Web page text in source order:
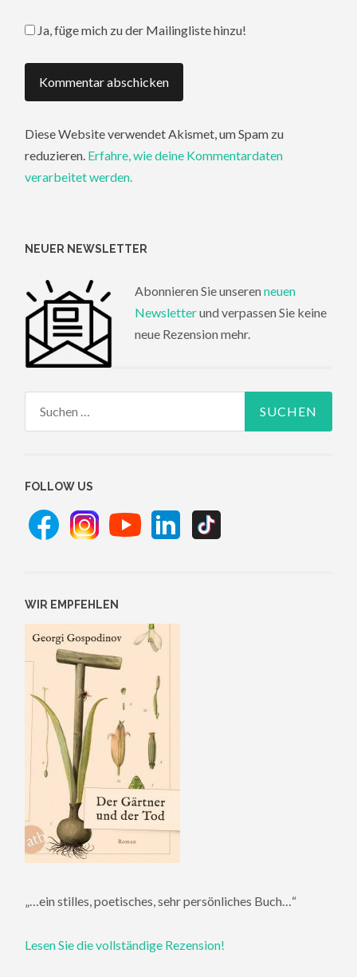
Ja, füge mich zu der Mailingliste hinzu!
Diese Website verwendet Akismet, um Spam zu
reduzieren. Erfahre, wie deine Kommentardaten
verarbeitet werden.
NEUER NEWSLETTER
Abonnieren Sie unseren neuen
Newsletterund verpassen Sie keine
neue Rezension mehr.
FOLLOW US
WIR EMPFEHLEN
„…ein stilles, poetisches, sehr persönliches Buch…“
Lesen Sie die vollständige Rezension!